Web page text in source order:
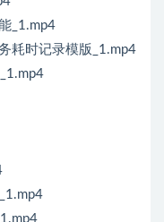
_1.mp4
耗时记录模版_1.mp4